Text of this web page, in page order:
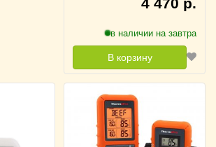
4 470 р.
в наличии на завтра
В корзину